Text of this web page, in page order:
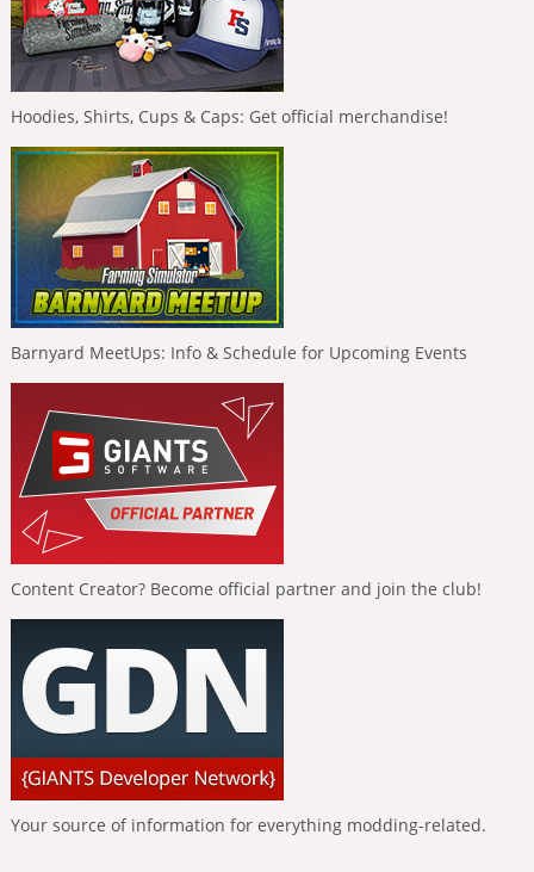
Hoodies, Shirts, Cups & Caps: Get official merchandise!
Barnyard MeetUps: Info & Schedule for Upcoming Events
Content Creator? Become official partner and join the club!
Your source of information for everything modding-related.